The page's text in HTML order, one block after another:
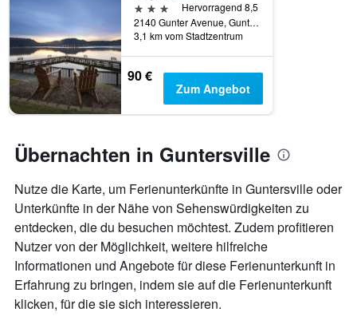
die
Wochentage
anzeigt.
Das
Diagramm
hat
1
Y-
die
den
Zimmerpreis
anzeigt.
3 Sterne
Hervorragend 8,5
2140 Gunter Avenue, Guntersville, AL, USA
3,1 km vom Stadtzentrum
90 €
Zum Angebot
Übernachten in Guntersville
Nutze die Karte, um Ferienunterkünfte in Guntersville oder
Unterkünfte in der Nähe von Sehenswürdigkeiten zu
entdecken, die du besuchen möchtest. Zudem profitieren
Nutzer von der Möglichkeit, weitere hilfreiche
Informationen und Angebote für diese Ferienunterkunft in
Erfahrung zu bringen, indem sie auf die Ferienunterkunft
klicken, für die sie sich interessieren.